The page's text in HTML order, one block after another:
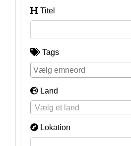
Titel
Tags
Land
Vælg et land
Lokation